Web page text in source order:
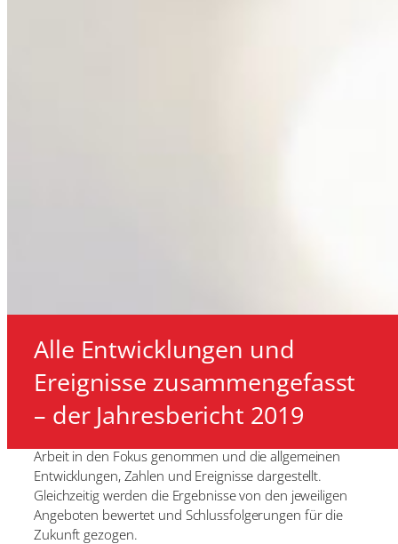
Alle Entwicklungen und
Ereignisse zusammengefasst
– der Jahresbericht 2019
Arbeit in den Fokus genommen und die allgemeinen
Entwicklungen, Zahlen und Ereignisse dargestellt.
Gleichzeitig werden die Ergebnisse von den jeweiligen
Angeboten bewertet und Schlussfolgerungen für die
Zukunft gezogen.